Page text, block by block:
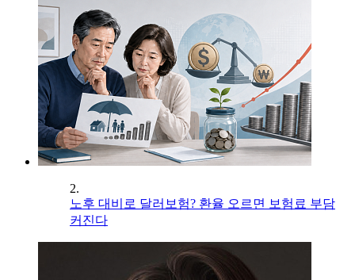
2.
노후 대비로 달러보험? 환율 오르면 보험료 부담
커진다